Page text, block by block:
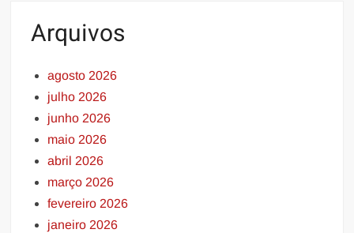
Arquivos
agosto 2026
julho 2026
junho 2026
maio 2026
abril 2026
março 2026
fevereiro 2026
janeiro 2026